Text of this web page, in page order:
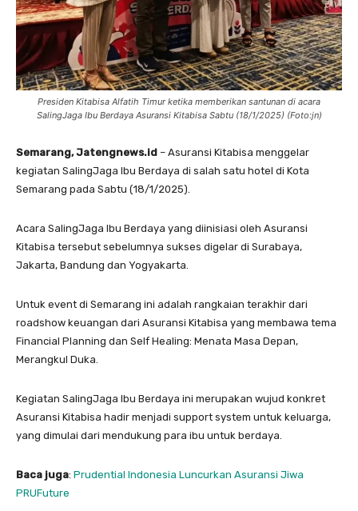
Presiden Kitabisa Alfatih Timur ketika memberikan santunan di acara
SalingJaga Ibu Berdaya Asuransi Kitabisa Sabtu (18/1/2025) (Foto:jn)
Semarang, Jatengnews.id – Asuransi Kitabisa menggelar
kegiatan SalingJaga Ibu Berdaya di salah satu hotel di Kota
Semarang pada Sabtu (18/1/2025).
Acara SalingJaga Ibu Berdaya yang diinisiasi oleh Asuransi
Kitabisa tersebut sebelumnya sukses digelar di Surabaya,
Jakarta, Bandung dan Yogyakarta.
Untuk event di Semarang ini adalah rangkaian terakhir dari
roadshow keuangan dari Asuransi Kitabisa yang membawa tema
Financial Planning dan Self Healing: Menata Masa Depan,
Merangkul Duka.
Kegiatan SalingJaga Ibu Berdaya ini merupakan wujud konkret
Asuransi Kitabisa hadir menjadi support system untuk keluarga,
yang dimulai dari mendukung para ibu untuk berdaya.
Baca juga: Prudential Indonesia Luncurkan Asuransi Jiwa
PRUFuture